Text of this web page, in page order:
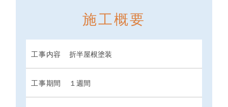
施工概要
工事内容 折半屋根塗装
工事期間 １週間